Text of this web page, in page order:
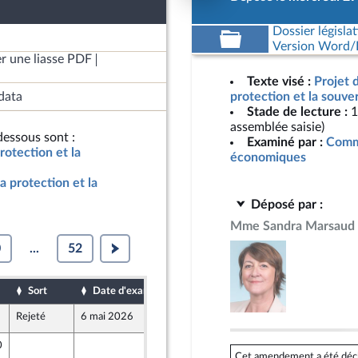
une liasse PDF
sont :
et la
protection et la
... 52
Sort Date d'examen Date de dépôt
Rejeté 6 mai 2026
16 avril 2026
Dossier
Version
Texte visé : Projet
protection et la
Stade de lecture :
assemblée saisie)
Examiné par :
économiques
Déposé par :
Mme Sandra Marsaud